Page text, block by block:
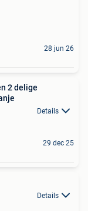
28 jun 26
2 delige
Details
29 dec 25
Details